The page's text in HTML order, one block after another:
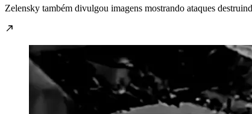
Zelensky também divulgou imagens mostrando ataques